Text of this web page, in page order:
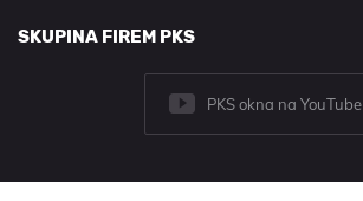
SKUPINA FIREM PKS
PKS okna na YouTube